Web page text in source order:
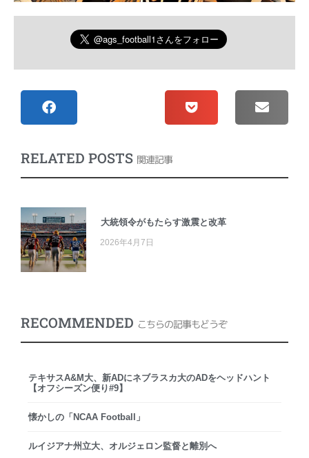
RELATED POSTS 関連記事
大統領令がもたらす激震と改革
2026年4月7日
RECOMMENDED こちらの記事もどうぞ
テキサスA&M大、新ADにネブラスカ大のADをヘッドハント
【オフシーズン便り#9】
懐かしの「NCAA Football」
ルイジアナ州立大、オルジェロン監督と離別へ